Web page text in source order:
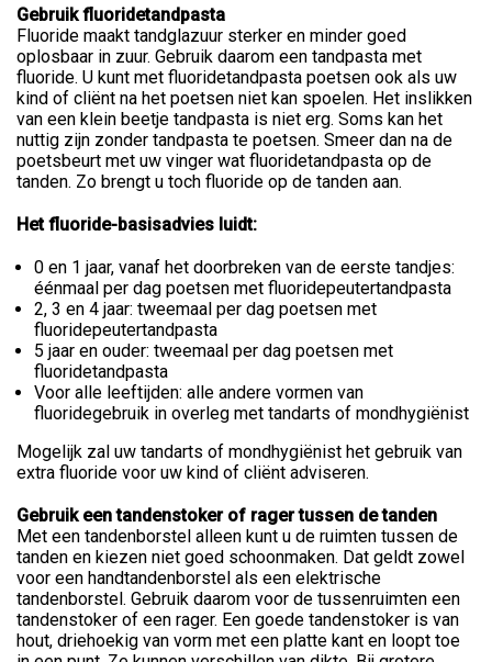
Gebruik fluoridetandpasta
Fluoride maakt tandglazuur sterker en minder goed
oplosbaar in zuur. Gebruik daarom een tandpasta met
fluoride. U kunt met fluoridetandpasta poetsen ook als uw
kind of cliënt na het poetsen niet kan spoelen. Het inslikken
van een klein beetje tandpasta is niet erg. Soms kan het
nuttig zijn zonder tandpasta te poetsen. Smeer dan na de
poetsbeurt met uw vinger wat fluoridetandpasta op de
tanden. Zo brengt u toch fluoride op de tanden aan.
Het fluoride-basisadvies luidt:
0 en 1 jaar, vanaf het doorbreken van de eerste tandjes:
éénmaal per dag poetsen met fluoridepeutertandpasta
2, 3 en 4 jaar: tweemaal per dag poetsen met
fluoridepeutertandpasta
5 jaar en ouder: tweemaal per dag poetsen met
fluoridetandpasta
Voor alle leeftijden: alle andere vormen van
fluoridegebruik in overleg met tandarts of mondhygiënist
Mogelijk zal uw tandarts of mondhygiënist het gebruik van
extra fluoride voor uw kind of cliënt adviseren.
Gebruik een tandenstoker of rager tussen de tanden
Met een tandenborstel alleen kunt u de ruimten tussen de
tanden en kiezen niet goed schoonmaken. Dat geldt zowel
voor een handtandenborstel als een elektrische
tandenborstel. Gebruik daarom voor de tussenruimten een
tandenstoker of een rager. Een goede tandenstoker is van
hout, driehoekig van vorm met een platte kant en loopt toe